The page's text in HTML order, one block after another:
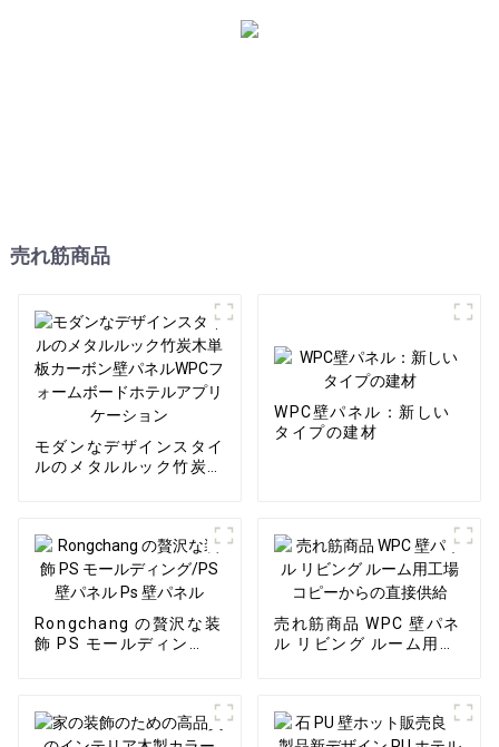
売れ筋商品
モダンなデザインスタイ
ルのメタルルック竹炭木
WPC壁パネル：新しい
タイプの建材
Rongchang の贅沢な装
飾 PS モールディン
売れ筋商品 WPC 壁パネ
ル リビング ルーム用工